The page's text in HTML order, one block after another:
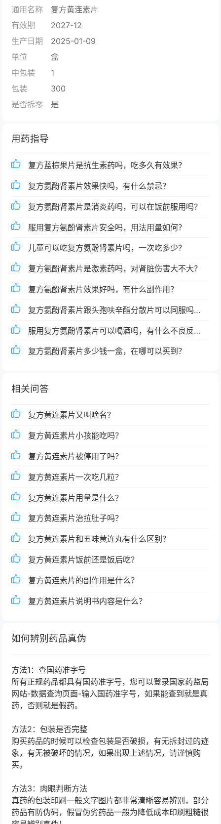
通用名称
复方黄连素片
有效期
2027-12
生产日期
2025-01-09
单位
盒
中包装
1
包装
300
是否拆零
是
用药指导
复方蓝棕果片是抗生素药吗，吃多久有效果？
复方氨酚肾素片效果快吗，有什么禁忌？
复方氨酚肾素片是消炎药吗，可以在饭前服用吗？
服用复方氨酚肾素片安全吗，用法用量如何？
儿童可以吃复方氨酚肾素片吗，一次吃多少?
复方氨酚肾素片是激素药吗，对肾脏伤害大不大？
复方氨酚肾素片效果好吗，有什么副作用？
复方氨酚肾素片跟头孢呋辛酯分散片可以同服吗，
需要注意什么?
服用复方氨酚肾素片可以喝酒吗，有什么不良反
应？
复方氨酚肾素片多少钱一盒，在哪可以买到？
相关问答
复方黄连素片又叫啥名？
复方黄连素片小孩能吃吗？
复方黄连素片被停用了吗？
复方黄连素片一次吃几粒？
复方黄连素片用量是什么？
复方黄连素片治拉肚子吗？
复方黄连素片和五味黄连丸有什么区别？
复方黄连素片饭前还是饭后吃？
复方黄连素片的副作用是什么？
复方黄连素片说明书内容是什么？
如何辨别药品真伪
方法1：查国药准字号
所有正规药品都具有国药准字号，您可以登录国家药监局
网站-数据查询页面-输入国药准字号，如果能查到就是真
药，否则就是假药。
方法2：包装是否完整
购买药品的时候可以检查包装是否破损，有无拆封过的迹
象，有无被破坏的情况，如果出现上述情况，请谨慎购
买。
方法3：肉眼判断方法
真药的包装印刷一般文字图片都非常清晰容易辨别，部分
药品有防伪码，假冒伪劣药品一般为降低成本印刷粗糙很